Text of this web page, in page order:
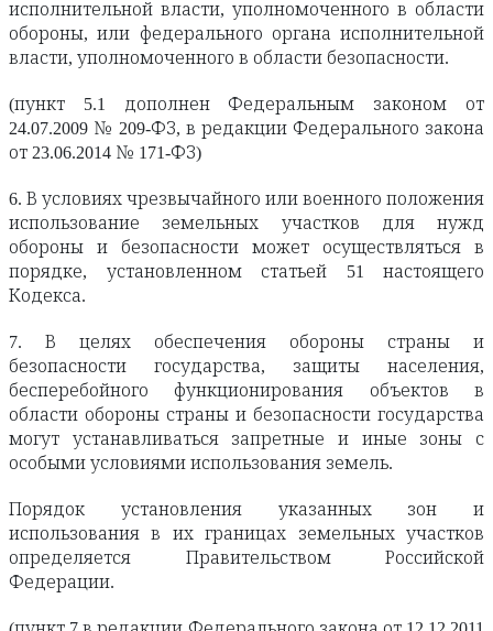
исполнительной власти, уполномоченного в области
обороны, или федерального органа исполнительной
власти, уполномоченного в области безопасности.
(пункт 5.1 дополнен Федеральным законом от
24.07.2009 № 209-ФЗ, в редакции Федерального закона
от 23.06.2014 № 171-ФЗ)
6. В условиях чрезвычайного или военного положения
использование земельных участков для нужд
обороны и безопасности может осуществляться в
порядке, установленном статьей 51 настоящего
Кодекса.
7. В целях обеспечения обороны страны и
безопасности государства, защиты населения,
бесперебойного функционирования объектов в
области обороны страны и безопасности государства
могут устанавливаться запретные и иные зоны с
особыми условиями использования земель.
Порядок установления указанных зон и
использования в их границах земельных участков
определяется Правительством Российской
Федерации.